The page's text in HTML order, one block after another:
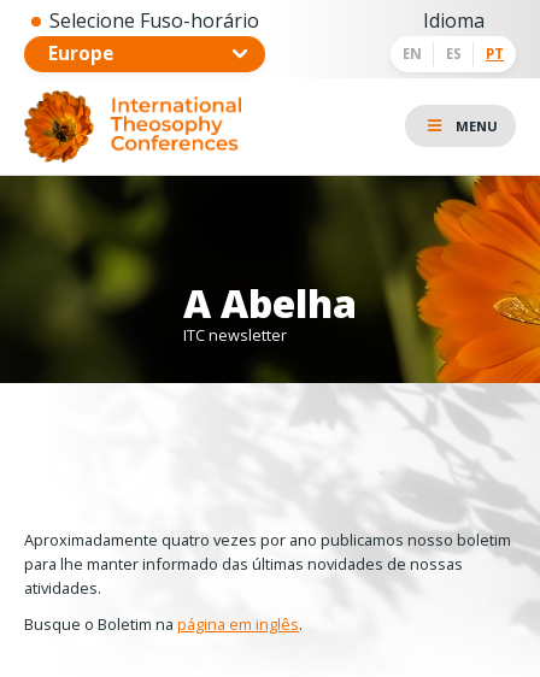
Idioma
EN ES PT
Selecione Fuso-horário
MENU
A Abelha
ITC newsletter
Aproximadamente quatro vezes por ano publicamos nosso boletim
para lhe manter informado das últimas novidades de nossas
atividades.
Busque o Boletim na página em inglês.